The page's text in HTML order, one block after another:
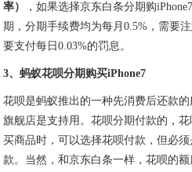
率）
，如果选择京东白条分期购
期，分期手续费均为每月0.5%，需要
要支付每日0.03%的罚息。
3、蚂蚁花呗分期购买iPhone7
花呗是蚂蚁推出的一种先消费后还款
旗舰店是支持用。花呗分期付款的，
买商品时，可以选择花呗付款，但必
款。当然，和京东白条一样，花呗的